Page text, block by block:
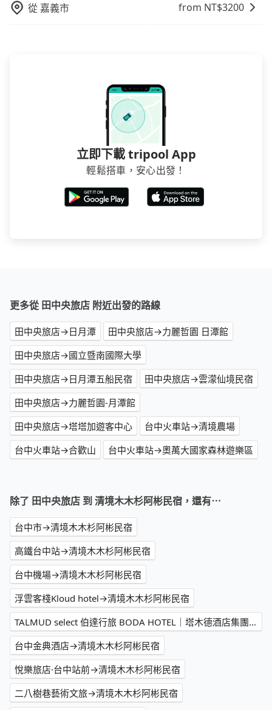
從 嘉義市 from NT$3200
立即下載 tripool App
輕鬆搭車，安心出發！
更多從 田中央旅店 附近出發的路線
田中央旅店→日月潭
田中央旅店→力麗哲園 日潭館
田中央旅店→國立暨南國際大學
田中央旅店→日月潭五船民宿
田中央旅店→雲濛仙境民宿
田中央旅店→力麗哲園-月潭館
田中央旅店→塔塔加遊客中心
台中火車站→清境農場
台中火車站→合歡山
台中火車站→奧萬大國家森林遊樂區
除了 田中央旅店 到 清境木木杉阿彬民宿，還有⋯
台中市→清境木木杉阿彬民宿
高鐵台中站→清境木木杉阿彬民宿
台中機場→清境木木杉阿彬民宿
浮雲客棧Kloud hotel→清境木木杉阿彬民宿
TALMUD select 伯達行旅 BODA HOTEL｜塔木德酒店集團→清境木木杉阿彬民宿
台中金典酒店→清境木木杉阿彬民宿
悅樂旅店·台中站前→清境木木杉阿彬民宿
二八樹巷藝術文旅→清境木木杉阿彬民宿